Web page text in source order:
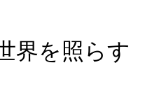
を照らす